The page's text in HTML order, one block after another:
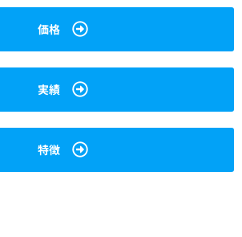
価格
実績
特徴